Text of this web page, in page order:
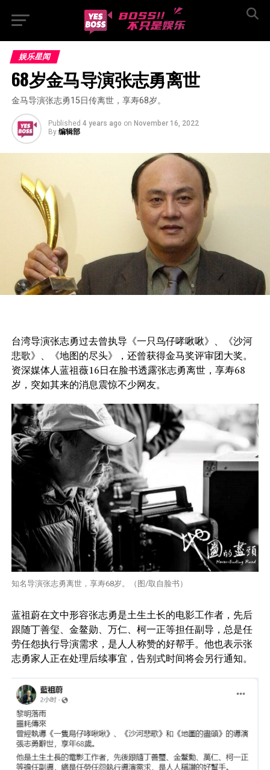
娱乐星闻
68岁金马导演张志勇离世
金马导演张志勇15日传离世，享寿68岁。
Published 4 years ago on November 16, 2022
By 编辑部
台湾导演张志勇过去曾执导《一只鸟仔哮啾啾》、《沙河
悲歌》、《地图的尽头》，还曾获得金马奖评审团大奖。
资深媒体人蓝祖薇16日在脸书透露张志勇离世，享寿68
岁，突如其来的消息震惊不少网友。
知名导演张志勇离世，享寿68岁。（图/取自脸书）
蓝祖蔚在文中形容张志勇是土生土长的电影工作者，先后
跟随丁善玺、金鳌勋、万仁、柯一正等担任副导，总是任
劳任怨执行导演需求，是人人称赞的好帮手。他也表示张
志勇家人正在处理后续事宜，告别式时间将会另行通知。